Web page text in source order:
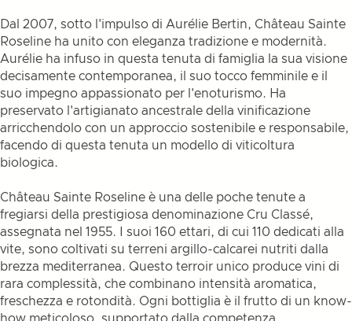
Dal 2007, sotto l'impulso di Aurélie Bertin, Château Sainte
Roseline ha unito con eleganza tradizione e modernità.
Aurélie ha infuso in questa tenuta di famiglia la sua visione
decisamente contemporanea, il suo tocco femminile e il
suo impegno appassionato per l'enoturismo. Ha
preservato l'artigianato ancestrale della vinificazione
arricchendolo con un approccio sostenibile e responsabile,
facendo di questa tenuta un modello di viticoltura
biologica.
Château Sainte Roseline è una delle poche tenute a
fregiarsi della prestigiosa denominazione Cru Classé,
assegnata nel 1955. I suoi 160 ettari, di cui 110 dedicati alla
vite, sono coltivati su terreni argillo-calcarei nutriti dalla
brezza mediterranea. Questo terroir unico produce vini di
rara complessità, che combinano intensità aromatica,
freschezza e rotondità. Ogni bottiglia è il frutto di un know-